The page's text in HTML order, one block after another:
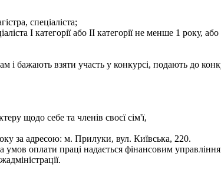
спеціаліста;
І категорії або ІІ категорії не менше 1
і бажають взяти участь у конкурсі, подають до
щодо себе та членів своєї сім'ї,
за адресою: м. Прилуки, вул. Київська, 220.
оплати праці надається фінансовим